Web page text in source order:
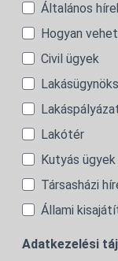
Általános
Hogyan
Civil ügyek
Lakótér
Kutyás ügyek
Társasházi
Állami
Adatkezelési